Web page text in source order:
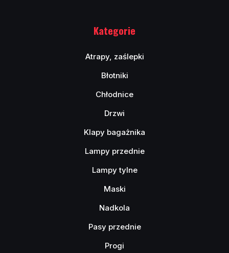
Kategorie
Atrapy, zaślepki
Błotniki
Chłodnice
Drzwi
Klapy bagażnika
Lampy przednie
Lampy tylne
Maski
Nadkola
Pasy przednie
Progi